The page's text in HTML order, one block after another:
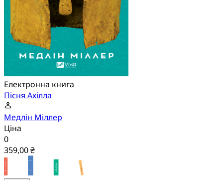
Електронна книга
Пісня Ахілла
Медлін Міллер
Ціна
0
359,00 ₴